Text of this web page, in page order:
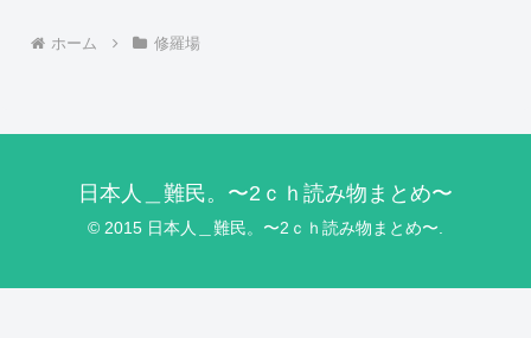
ホーム 修羅場
日本人＿難民。〜2ｃｈ読み物まとめ〜
© 2015 日本人＿難民。〜2ｃｈ読み物まとめ〜.